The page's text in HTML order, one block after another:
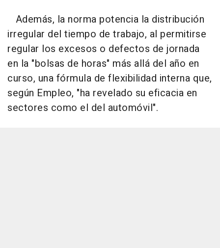
Además, la norma potencia la distribución
irregular del tiempo de trabajo, al permitirse
regular los excesos o defectos de jornada
en la "bolsas de horas" más allá del año en
curso, una fórmula de flexibilidad interna que,
según Empleo, "ha revelado su eficacia en
sectores como el del automóvil".